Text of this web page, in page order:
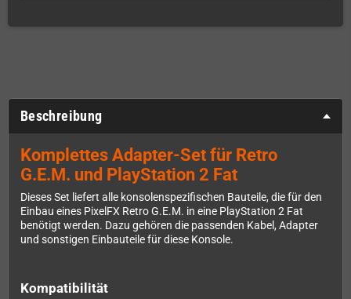
Beschreibung
Komplettes Adapter-Set für Retro
G.E.M. und PlayStation 2 Fat
Dieses Set liefert alle konsolenspezifischen Bauteile, die für den
Einbau eines PixelFX Retro G.E.M. in eine PlayStation 2 Fat
benötigt werden. Dazu gehören die passenden Kabel, Adapter
und sonstigen Einbauteile für diese Konsole.
Kompatibilität